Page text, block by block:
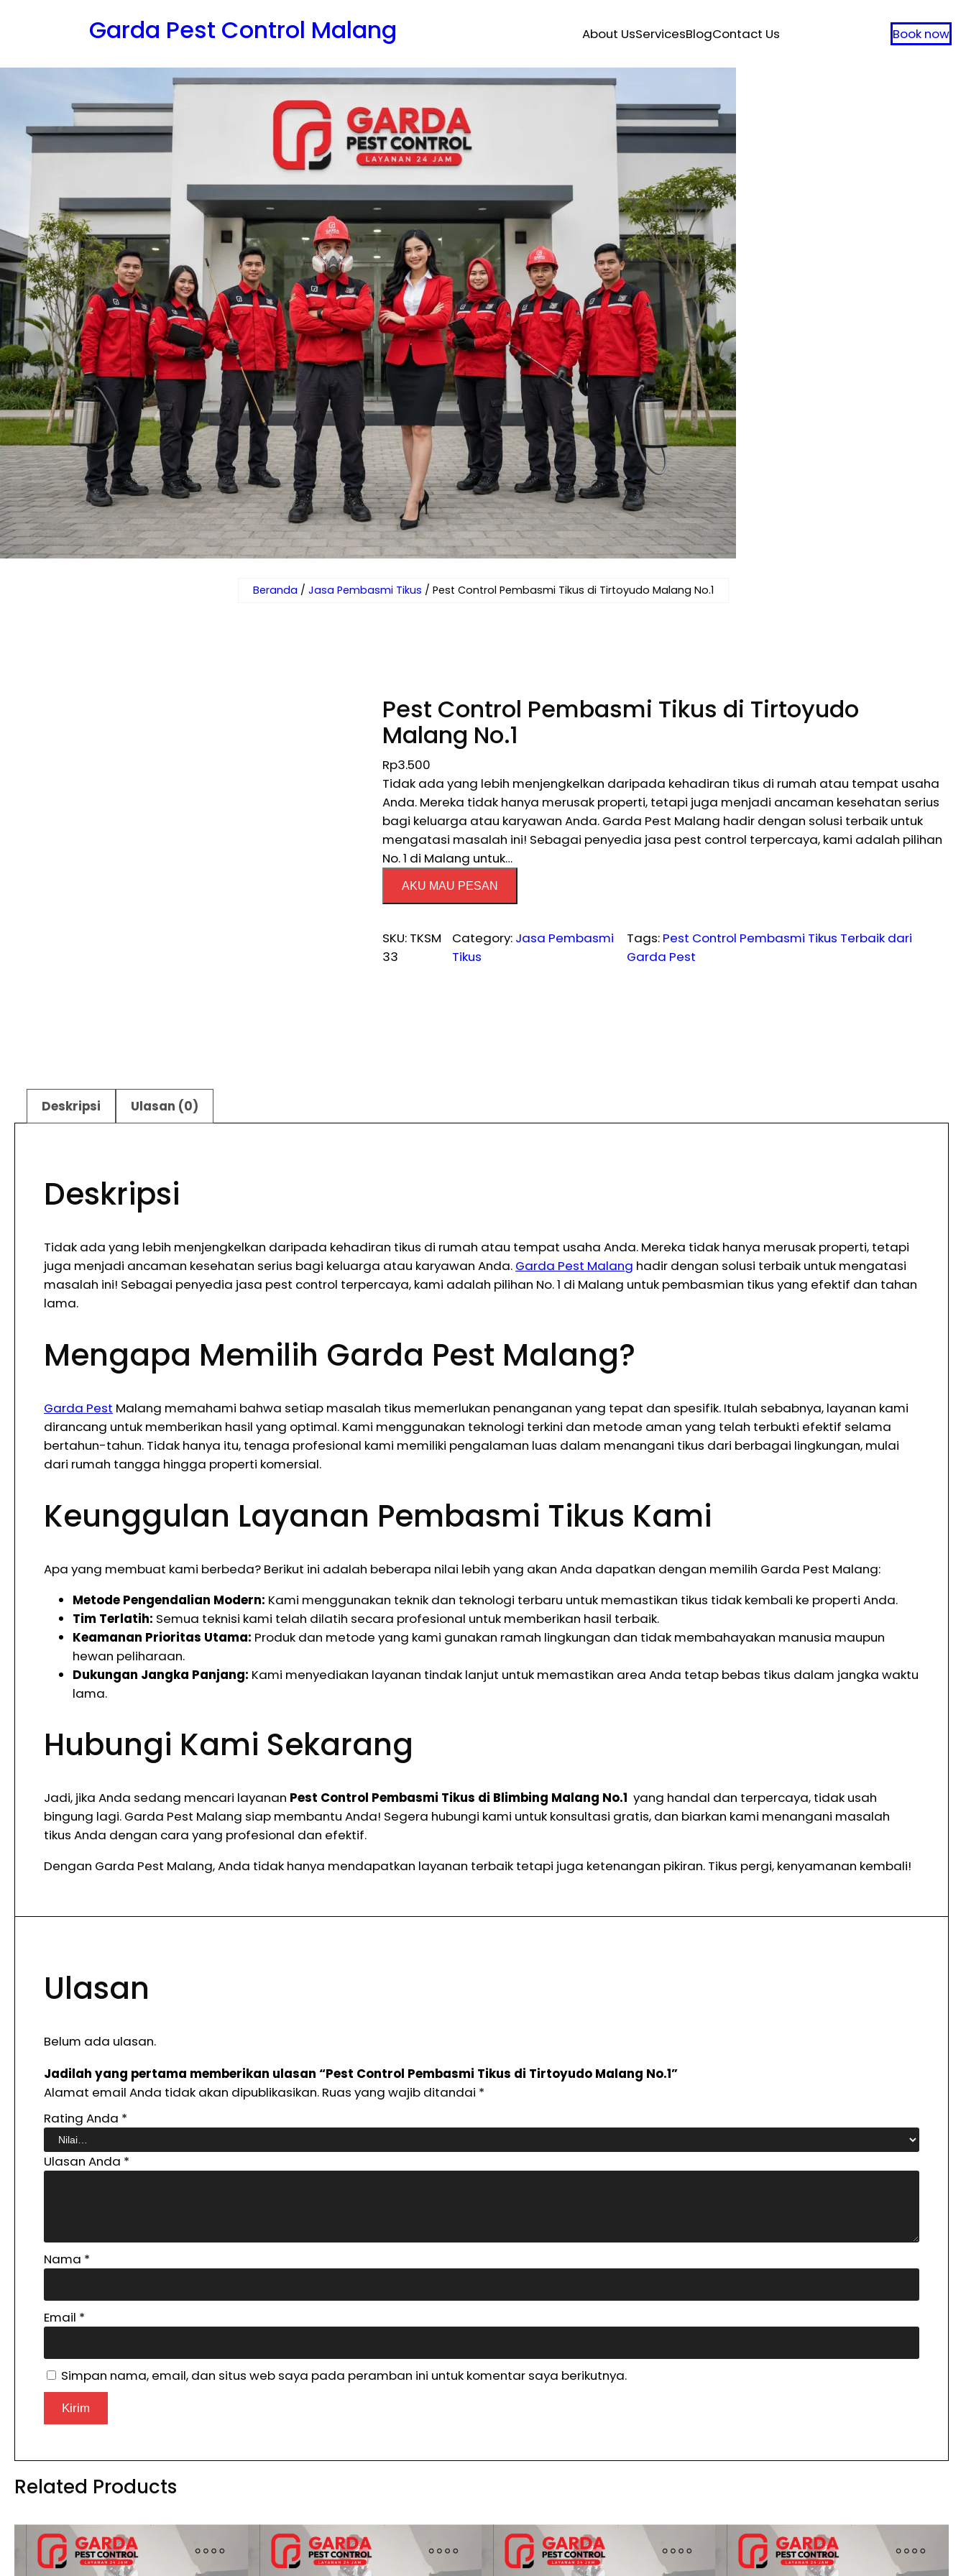
Garda Pest Control Malang About UsServicesBlogContact Us Book now
Beranda / Jasa Pembasmi Tikus / Pest Control Pembasmi Tikus di Tirtoyudo Malang No.1
Pest Control Pembasmi Tikus di Tirtoyudo
Malang No.1
Rp3.500
Tidak ada yang lebih menjengkelkan daripada kehadiran tikus di rumah atau tempat usaha
Anda. Mereka tidak hanya merusak properti, tetapi juga menjadi ancaman kesehatan serius
bagi keluarga atau karyawan Anda. Garda Pest Malang hadir dengan solusi terbaik untuk
mengatasi masalah ini! Sebagai penyedia jasa pest control terpercaya, kami adalah pilihan
No. 1 di Malang untuk…
AKU MAU PESAN
SKU: TKSM
33
Category: Jasa Pembasmi
Tikus
Tags: Pest Control Pembasmi Tikus Terbaik dari
Garda Pest
Deskripsi Ulasan (0)
Deskripsi
Tidak ada yang lebih menjengkelkan daripada kehadiran tikus di rumah atau tempat usaha Anda. Mereka tidak hanya merusak properti, tetapi
juga menjadi ancaman kesehatan serius bagi keluarga atau karyawan Anda. Garda Pest Malang hadir dengan solusi terbaik untuk mengatasi
masalah ini! Sebagai penyedia jasa pest control terpercaya, kami adalah pilihan No. 1 di Malang untuk pembasmian tikus yang efektif dan tahan
lama.
Mengapa Memilih Garda Pest Malang?
Garda Pest Malang memahami bahwa setiap masalah tikus memerlukan penanganan yang tepat dan spesifik. Itulah sebabnya, layanan kami
dirancang untuk memberikan hasil yang optimal. Kami menggunakan teknologi terkini dan metode aman yang telah terbukti efektif selama
bertahun-tahun. Tidak hanya itu, tenaga profesional kami memiliki pengalaman luas dalam menangani tikus dari berbagai lingkungan, mulai
dari rumah tangga hingga properti komersial.
Keunggulan Layanan Pembasmi Tikus Kami
Apa yang membuat kami berbeda? Berikut ini adalah beberapa nilai lebih yang akan Anda dapatkan dengan memilih Garda Pest Malang:
Metode Pengendalian Modern: Kami menggunakan teknik dan teknologi terbaru untuk memastikan tikus tidak kembali ke properti Anda.
Tim Terlatih: Semua teknisi kami telah dilatih secara profesional untuk memberikan hasil terbaik.
Keamanan Prioritas Utama: Produk dan metode yang kami gunakan ramah lingkungan dan tidak membahayakan manusia maupun
hewan peliharaan.
Dukungan Jangka Panjang: Kami menyediakan layanan tindak lanjut untuk memastikan area Anda tetap bebas tikus dalam jangka waktu
lama.
Hubungi Kami Sekarang
Jadi, jika Anda sedang mencari layanan Pest Control Pembasmi Tikus di Blimbing Malang No.1 yang handal dan terpercaya, tidak usah
bingung lagi. Garda Pest Malang siap membantu Anda! Segera hubungi kami untuk konsultasi gratis, dan biarkan kami menangani masalah
tikus Anda dengan cara yang profesional dan efektif.
Dengan Garda Pest Malang, Anda tidak hanya mendapatkan layanan terbaik tetapi juga ketenangan pikiran. Tikus pergi, kenyamanan kembali!
Ulasan
Belum ada ulasan.
Jadilah yang pertama memberikan ulasan “Pest Control Pembasmi Tikus di Tirtoyudo Malang No.1”
Alamat email Anda tidak akan dipublikasikan. Ruas yang wajib ditandai *
Rating Anda *
Ulasan Anda *
Nama *
Email *
Simpan nama, email, dan situs web saya pada peramban ini untuk komentar saya berikutnya.
Related Products